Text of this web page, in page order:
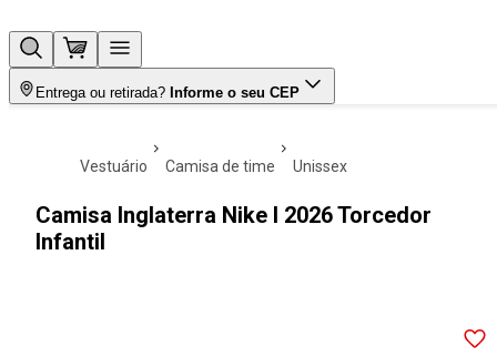
Entrega ou retirada? Informe o seu CEP
vestuário camisa de time unissex
Camisa Inglaterra Nike I 2026 Torcedor
Infantil